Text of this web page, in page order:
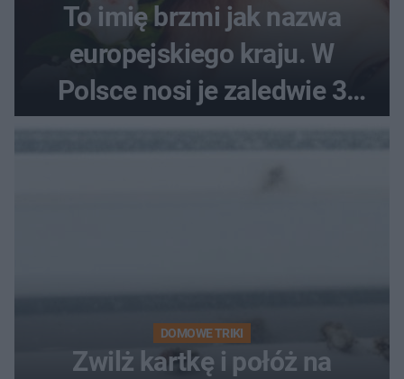
To imię brzmi jak nazwa
europejskiego kraju. W
Polsce nosi je zaledwie 3
DOMOWE TRIKI
Zwilż kartkę i połóż na